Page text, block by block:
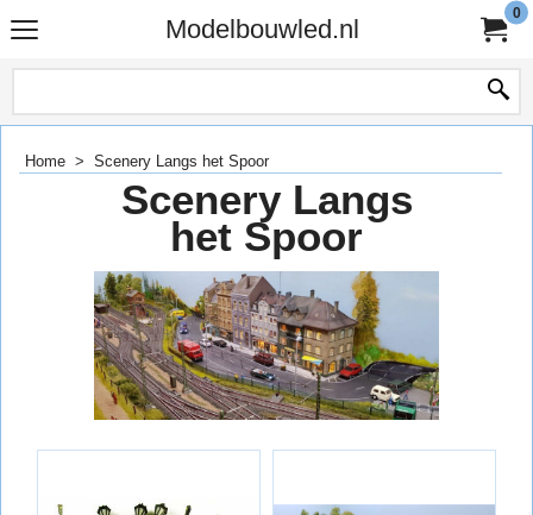
Modelbouwled.nl
0
Home > Scenery Langs het Spoor
Scenery Langs
het Spoor